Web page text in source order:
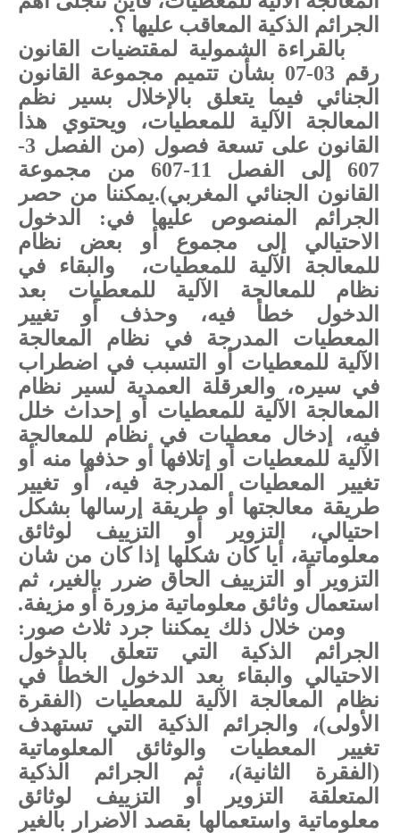
الجرائم الذكية المعاقب عليها ؟.
بالقراءة الشمولية لمقتضيات القانون
رقم 03-07 بشأن تتميم مجموعة القانون
الجنائي فيما يتعلق بالإخلال بسير نظم
المعالجة الآلية للمعطيات، ويحتوي هذا
القانون على تسعة فصول
(من الفصل 3-
607 إلى الفصل 11-607 من مجموعة
القانون الجنائي المغربي).يمكننا من حصر
الجرائم المنصوص عليها في: الدخول
الاحتيالي إلى مجموع أو بعض نظام
للمعالجة الآلية للمعطيات،
والبقاء في
نظام للمعالجة الآلية للمعطيات بعد
الدخول خطأ فيه، وحذف أو تغيير
المعطيات المدرجة في نظام المعالجة
الآلية للمعطيات أو التسبب في اضطراب
في سيره، والعرقلة العمدية لسير نظام
المعالجة الآلية للمعطيات أو إحداث خلل
فيه، إدخال معطيات في نظام للمعالجة
الآلية للمعطيات أو إتلافها أو حذفها منه أو
تغيير المعطيات المدرجة فيه، أو تغيير
طريقة معالجتها أو طريقة إرسالها بشكل
احتيالي، التزوير أو التزييف لوثائق
معلوماتية، أيا كان شكلها إذا كان من شان
التزوير أو التزييف الحاق ضرر بالغير ، ثم
استعمال وثائق معلوماتية مزورة أو مزيفة.
ومن خلال ذلك يمكننا جرد ثلاث صور:
الجرائم الذكية التي تتعلق بالدخول
الاحتيالي والبقاء بعد الدخول الخطأ في
نظام المعالجة الآلية للمعطيات (الفقرة
الأولى)، والجرائم الذكية التي تستهدف
تغيير المعطيات والوثائق المعلوماتية
(الفقرة الثانية)، ثم الجرائم الذكية
المتعلقة التزوير أو التزييف لوثائق
معلوماتية واستعمالها بقصد الاضرار بالغير